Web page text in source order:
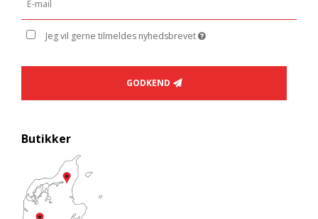
Jeg vil gerne tilmeldes nyhedsbrevet
GODKEND
Butikker